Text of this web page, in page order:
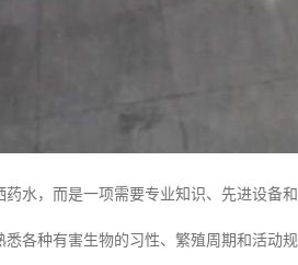
水，而是一项需要专业知识、先进设备
各种有害生物的习性、繁殖周期和活动